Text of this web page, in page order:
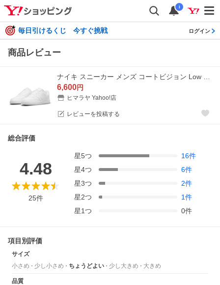
i
毎日引けるくじ 今すぐ挑戦 ログイン
商品レビュー
6,600円
ヒマラヤ Yahoo!店
レビューを投稿する
総合評価
4.48
25件
星5つ 16件
星4つ 6件
星3つ 2件
星2つ 1件
星1つ 0件
項目別評価
サイズ
小さめ
少し小さめ ちょうどよい 少し大きめ 大きめ
品質